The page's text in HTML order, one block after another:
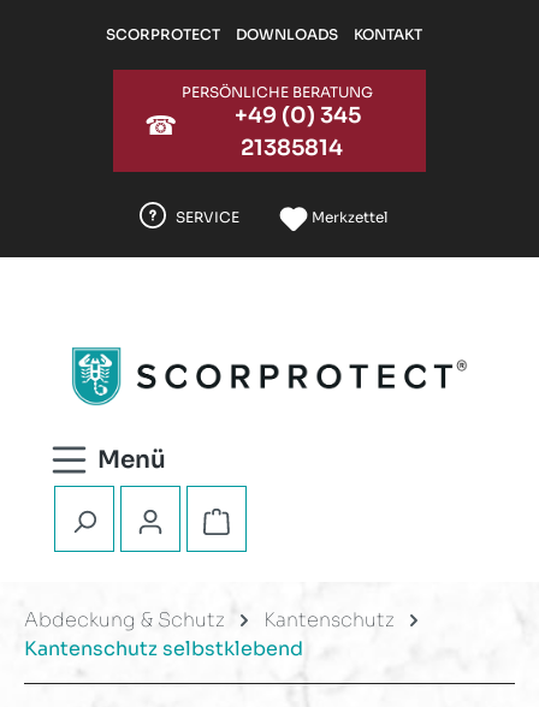
Zum Hauptinhalt springen
SCORPROTECT DOWNLOADS KONTAKT
☎
PERSÖNLICHE BERATUNG
+49 (0) 345
21385814
SERVICE Merkzettel
Warenkorb enthält 0
Abdeckung & Schutz
Kantenschutz
Kantenschutz selbstklebend